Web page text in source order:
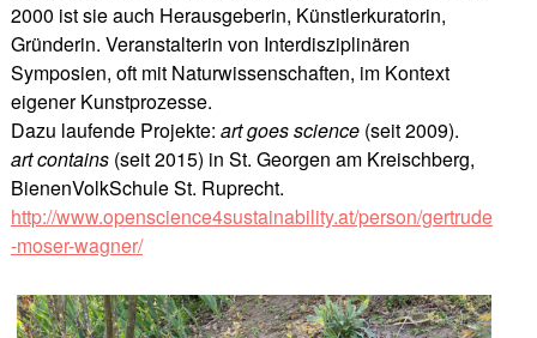
2000 ist sie auch Herausgeberin, Künstlerkuratorin,
Gründerin. Veranstalterin von Interdisziplinären
Symposien, oft mit Naturwissenschaften, im Kontext
eigener Kunstprozesse.
Dazu laufende Projekte: art goes science(seit 2009).
art contains(seit 2015) in St. Georgen am Kreischberg,
BienenVolkSchule St. Ruprecht.
http://www.openscience4sustainability.at/person/gertrude
-moser-wagner/